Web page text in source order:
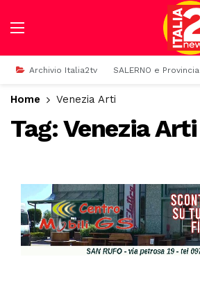
Archivio Italia2tv SALERNO e Provincia
Home Venezia Arti
Tag:Venezia Arti